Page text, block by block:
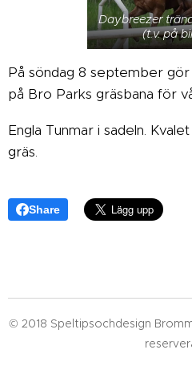
Daybreezer
(t.v. på
På söndag 8 september
på Bro Parks gräsbana för
Engla Tunmar i sadeln.
gräs.
Share
© 2018 Speltipsochdesign